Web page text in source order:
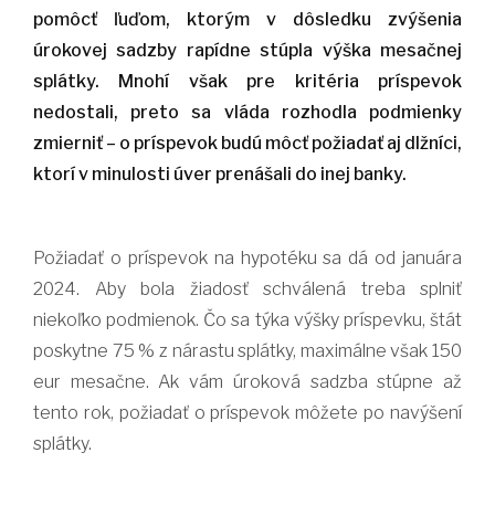
pomôcť ľuďom, ktorým v dôsledku zvýšenia
úrokovej sadzby rapídne stúpla výška mesačnej
splátky. Mnohí však pre kritéria príspevok
nedostali, preto sa vláda rozhodla podmienky
zmierniť – o príspevok budú môcť požiadať aj dlžníci,
ktorí v minulosti úver prenášali do inej banky.
Požiadať o príspevok na hypotéku sa dá od januára
2024. Aby bola žiadosť schválená treba splniť
niekoľko podmienok. Čo sa týka výšky príspevku, štát
poskytne 75 % z nárastu splátky, maximálne však 150
eur mesačne. Ak vám úroková sadzba stúpne až
tento rok, požiadať o príspevok môžete po navýšení
splátky.